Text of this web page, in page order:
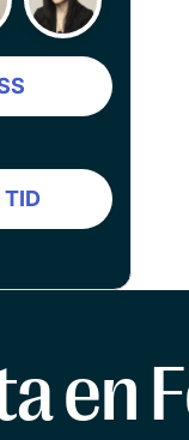
TID
en